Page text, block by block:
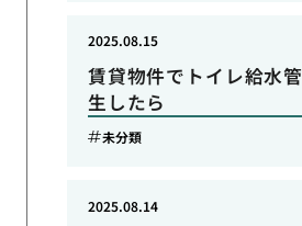
賃貸物件でトイレ給水
生したら
2025.08.15
未分類
2025.08.14